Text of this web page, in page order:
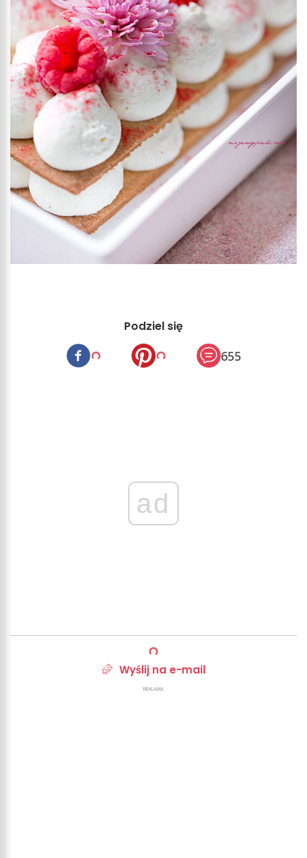
Podziel się
655
ad
Wyślij na e-mail
REKLAMA